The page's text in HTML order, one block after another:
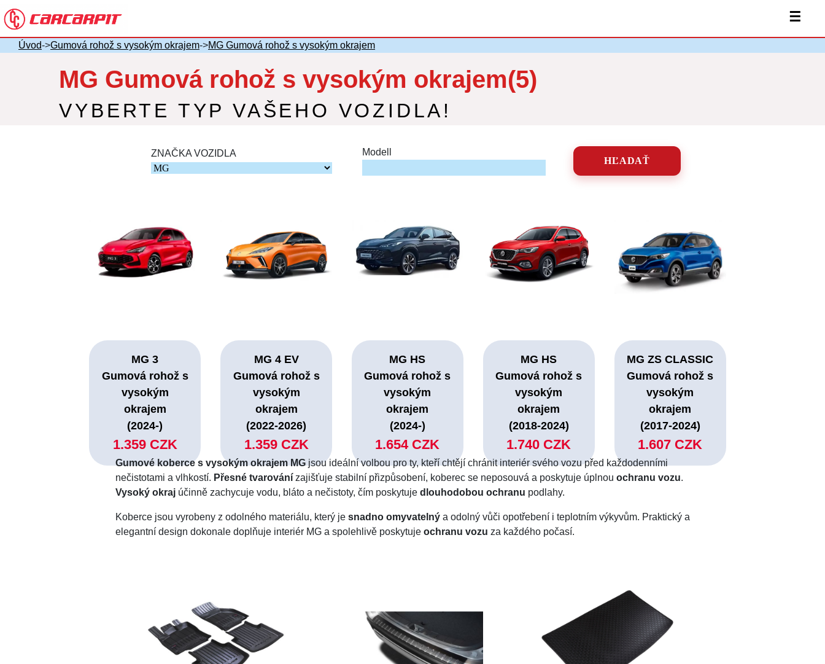
☰
Úvod->Gumová rohož s vysokým okrajem->MG Gumová rohož s vysokým okrajem
MG Gumová rohož s vysokým okrajem(5)
VYBERTE TYP VAŠEHO VOZIDLA!
ZNAČKA VOZIDLA
Modell
HĽADAŤ
MG 3
Gumová rohož s
vysokým
okrajem
(2024-)
1.359 CZK
MG 4 EV
Gumová rohož s
vysokým
okrajem
(2022-2026)
1.359 CZK
MG HS
Gumová rohož s
vysokým
okrajem
(2024-)
1.654 CZK
MG HS
Gumová rohož s
vysokým
okrajem
(2018-2024)
1.740 CZK
MG ZS CLASSIC
Gumová rohož s
vysokým
okrajem
(2017-2024)
1.607 CZK
Gumové koberce s vysokým okrajem MG jsou ideální volbou pro ty, kteří chtějí chránit interiér svého vozu před každodenními
nečistotami a vlhkostí. Přesné tvarování zajišťuje stabilní přizpůsobení, koberec se neposouvá a poskytuje úplnouochranu vozu.
Vysoký okraj účinně zachycuje vodu, bláto a nečistoty, čím poskytujedlouhodobou ochranu podlahy.
Koberce jsou vyrobeny z odolného materiálu, který jesnadno omyvatelný a odolný vůči opotřebení i teplotním výkyvům. Praktický a
elegantní design dokonale doplňuje interiér MG a spolehlivě poskytujeochranu vozu za každého počasí.